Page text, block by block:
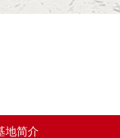
地简介